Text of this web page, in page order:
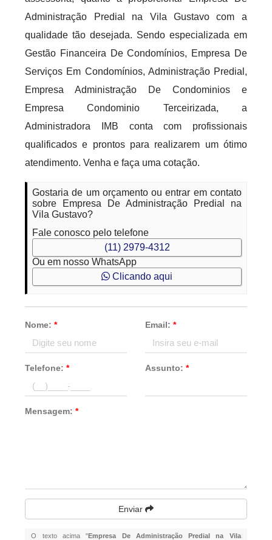
Administração Predial na Vila Gustavo com a
qualidade tão desejada. Sendo especializada em
Gestão Financeira De Condomínios, Empresa De
Serviços Em Condomínios, Administração Predial,
Empresa Administração De Condominios e
Empresa Condominio Terceirizada, a
Administradora IMB conta com profissionais
qualificados e prontos para realizarem um ótimo
atendimento. Venha e faça uma cotação.
Gostaria de um orçamento ou entrar em contato
sobre Empresa De Administração Predial na
Vila Gustavo?
Fale conosco pelo telefone
(11) 2979-4312
Ou em nosso WhatsApp
Clicando aqui
Nome:* Email: *
Telefone:* Assunto: *
Mensagem:*
Enviar
O texto acima "Empresa De Administração Predial na Vila